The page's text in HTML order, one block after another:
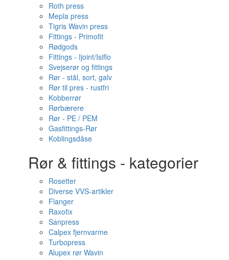
Roth press
Mepla press
Tigris Wavin press
Fittings - Primofit
Rødgods
Fittings - Ijoint/Isiflo
Svejserør og fittings
Rør - stål, sort, galv
Rør til pres - rustfri
Kobberrør
Rørbærere
Rør - PE / PEM
Gasfittings-Rør
Koblingsdåse
Rør & fittings - kategorier
Rosetter
Diverse VVS-artikler
Flanger
Raxofix
Sanpress
Calpex fjernvarme
Turbopress
Alupex rør Wavin